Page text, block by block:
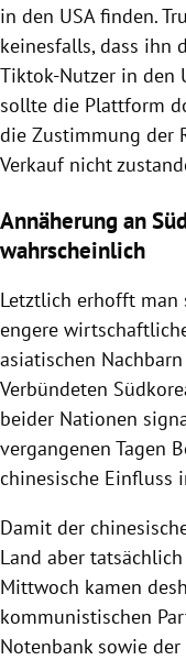
in den USA finden.
keinesfalls, dass ihn
Tiktok-Nutzer in den
sollte die Plattform
die Zustimmung der
Verkauf nicht
Annäherung an
wahrscheinlich
Letztlich erhofft man
engere
asiatischen
Verbündeten
beider Nationen
vergangenen Tagen
chinesische Einfluss
Damit der
Land aber
Mittwoch kamen
kommunistischen
Notenbank sowie